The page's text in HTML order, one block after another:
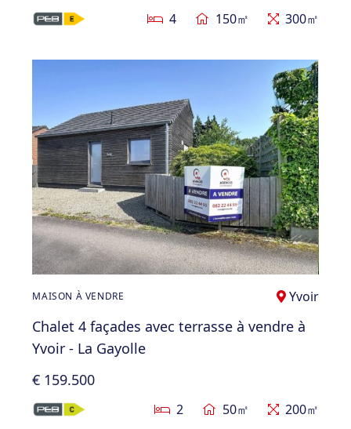
4 150㎡ 300㎡
MAISON À VENDRE Yvoir
Chalet 4 façades avec terrasse à vendre à
Yvoir - La Gayolle
€ 159.500
2 50㎡ 200㎡